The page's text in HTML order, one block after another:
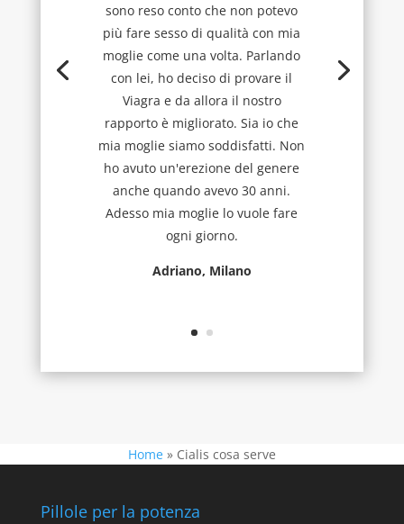
sono reso conto che non potevo
più fare sesso di qualità con mia
moglie come una volta. Parlando
con lei, ho deciso di provare il
Viagra e da allora il nostro
rapporto è migliorato. Sia io che
mia moglie siamo soddisfatti. Non
ho avuto un'erezione del genere
anche quando avevo 30 anni.
Adesso mia moglie lo vuole fare
ogni giorno.
Adriano, Milano
Home » Cialis cosa serve
Pillole per la potenza